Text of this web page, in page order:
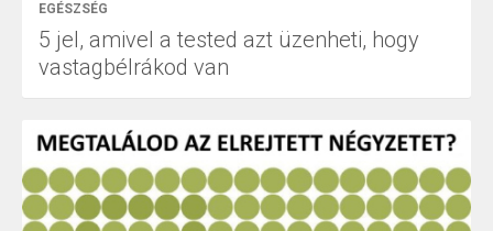
EGÉSZSÉG
5 jel, amivel a tested azt üzenheti, hogy
vastagbélrákod van